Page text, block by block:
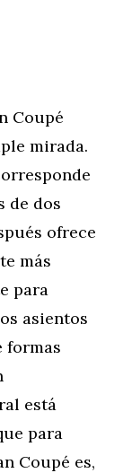
Coupé
mirada.
de dos
ofrece
más
para
asientos
formas
está
para
Coupé es,